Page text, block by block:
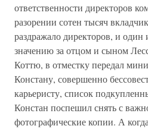
ответственности директоров
разорении сотен тысяч
раздражало директоров, и
значению за отцом и сыном
Коттю, в отместку передал
Констану, совершенно
карьеристу, список
Констан поспешил снять с
фотографические копии. А